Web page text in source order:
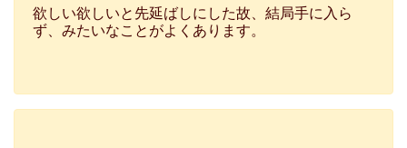
欲しい欲しいと先延ばしにした故、結局手に入ら
ず、みたいなことがよくあります。